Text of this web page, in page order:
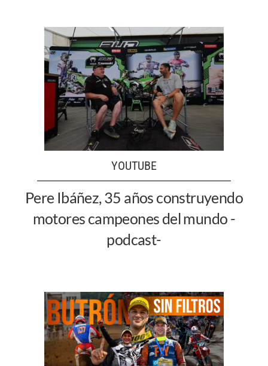
YOUTUBE
Pere Ibáñez, 35 años construyendo
motores campeones del mundo -
podcast-